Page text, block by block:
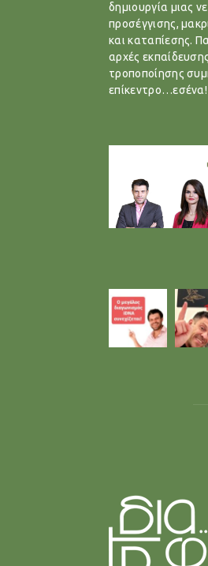
δημιουργία μιας
προσέγγισης,
και καταπίεσης.
αρχές
τροποποίησης
επίκεντρο…εσένα!